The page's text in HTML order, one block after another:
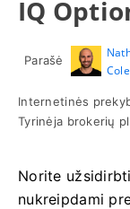
IQ
Parašė
Cole
Internetinės
Tyrinėja brokerių
Norite
nukreipdami